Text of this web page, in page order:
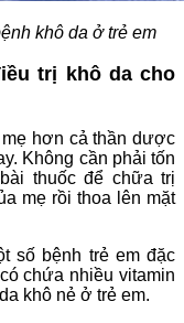
khô da ở trẻ em
trị khô da cho
hơn cả thần dược
Không cần phải tốn
thuốc để chữa trị
mẹ rồi thoa lên mặt
số bệnh trẻ em đặc
chứa nhiều vitamin
khô nẻ ở trẻ em.